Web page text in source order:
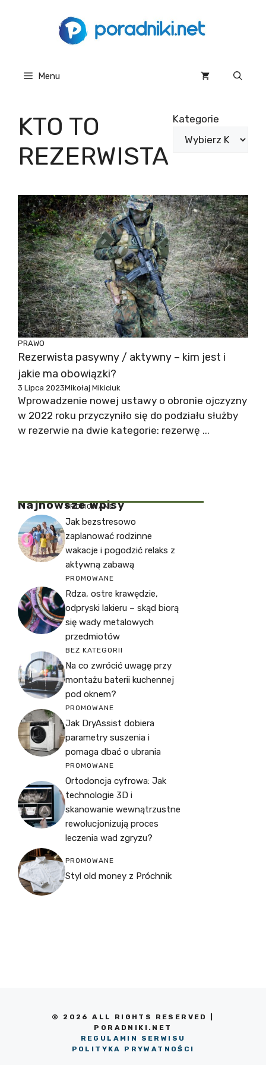
Menu
KTO TO
REZERWISTA
Kategorie
PRAWO
Rezerwista pasywny / aktywny – kim jest i
jakie ma obowiązki?
3 Lipca 2023Mikołaj Mikiciuk
Wprowadzenie nowej ustawy o obronie ojczyzny
w 2022 roku przyczyniło się do podziału służby
w rezerwie na dwie kategorie: rezerwę ...
Najnowsze Wpisy
PROMOWANE
Jak bezstresowo
zaplanować rodzinne
wakacje i pogodzić relaks z
aktywną zabawą
PROMOWANE
Rdza, ostre krawędzie,
odpryski lakieru – skąd biorą
się wady metalowych
przedmiotów
BEZ KATEGORII
Na co zwrócić uwagę przy
montażu baterii kuchennej
pod oknem?
PROMOWANE
Jak DryAssist dobiera
parametry suszenia i
pomaga dbać o ubrania
PROMOWANE
Ortodoncja cyfrowa: Jak
technologie 3D i
skanowanie wewnątrzustne
rewolucjonizują proces
leczenia wad zgryzu?
PROMOWANE
Styl old money z Próchnik
© 2026 ALL RIGHTS RESERVED |
PORADNIKI.NET
REGULAMIN SERWISU
POLITYKA PRYWATNOŚCI